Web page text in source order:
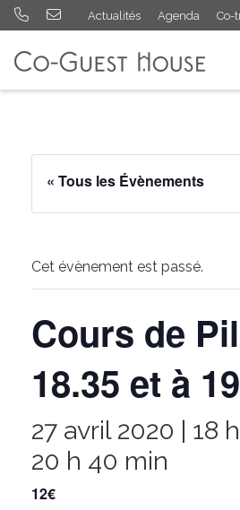
Actualités Agenda Co-
« Tous les Évènements
Cet évènement est passé.
Cours de
18.35 et à
27 avril 2020 | 18
20 h 40 min
12€